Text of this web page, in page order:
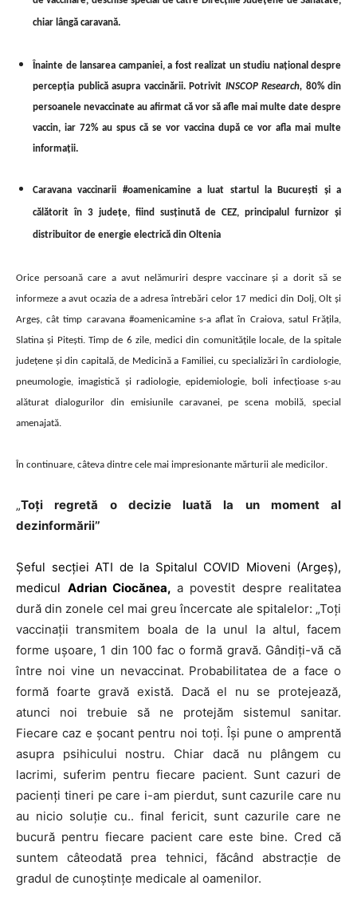
chiar lângă caravană.
Înainte de lansarea campaniei, a fost realizat un studiu național despre
percepția publică asupra vaccinării. Potrivit INSCOP Research, 80% din
persoanele nevaccinate au afirmat că vor să afle mai multe date despre
vaccin, iar 72% au spus că se vor vaccina după ce vor afla mai multe
informații.
Caravana vaccinarii #oamenicamine a luat startul la București și a
călătorit în 3 județe, fiind susținută de CEZ, principalul furnizor și
distribuitor de energie electrică din Oltenia
Orice persoană care a avut nelămuriri despre vaccinare și a dorit să se
informeze a avut ocazia de a adresa întrebări celor 17 medici din Dolj, Olt și
Argeș, cât timp caravana #oamenicamine s-a aflat în Craiova, satul Frățila,
Slatina și Pitești. Timp de 6 zile, medici din comunitățile locale, de la spitale
județene și din capitală, de Medicină a Familiei, cu specializări în cardiologie,
pneumologie, imagistică și radiologie, epidemiologie, boli infecțioase s-au
alăturat dialogurilor din emisiunile caravanei, pe scena mobilă, special
amenajată.
În continuare, câteva dintre cele mai impresionante mărturii ale medicilor.
„Toți regretă o decizie luată la un moment al
dezinformării’’
Șeful secției ATI de la Spitalul COVID Mioveni (Argeș),
medicul Adrian Ciocănea, a povestit despre realitatea
dură din zonele cel mai greu încercate ale spitalelor: „Toți
vaccinații transmitem boala de la unul la altul, facem
forme ușoare, 1 din 100 fac o formă gravă. Gândiți-vă că
între noi vine un nevaccinat. Probabilitatea de a face o
formă foarte gravă există. Dacă el nu se protejează,
atunci noi trebuie să ne protejăm sistemul sanitar.
Fiecare caz e șocant pentru noi toți. Își pune o amprentă
asupra psihicului nostru. Chiar dacă nu plângem cu
lacrimi, suferim pentru fiecare pacient. Sunt cazuri de
pacienți tineri pe care i-am pierdut, sunt cazurile care nu
au nicio soluție cu.. final fericit, sunt cazurile care ne
bucură pentru fiecare pacient care este bine. Cred că
suntem câteodată prea tehnici, făcând abstracție de
gradul de cunoștințe medicale al oamenilor.